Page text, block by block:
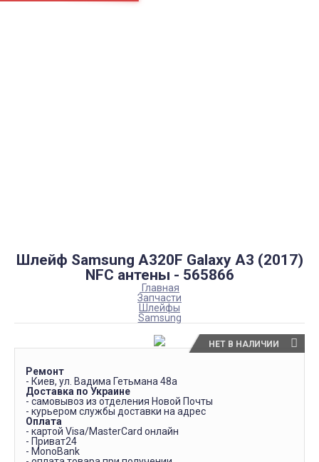
Шлейф Samsung A320F Galaxy A3 (2017)
NFC антены - 565866
Главная
Запчасти
Шлейфы
Samsung
НЕТ В НАЛИЧИИ
Ремонт
- Киев, ул. Вадима Гетьмана 48а
Доставка по Украине
- самовывоз из отделения Новой Почты
- курьером службы доставки на адрес
Оплата
- картой Visa/MasterCard онлайн
- Приват24
- MonoBank